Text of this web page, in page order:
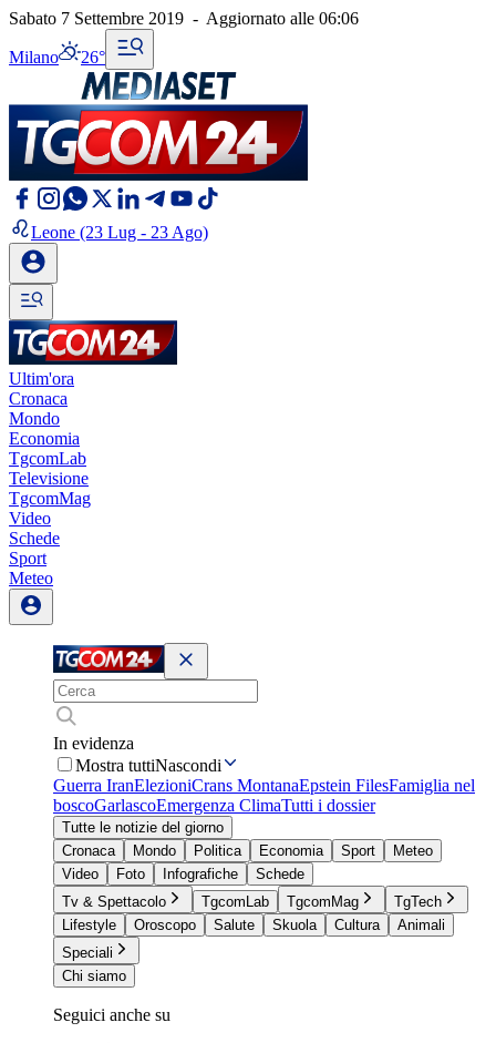
Sabato 7 Settembre 2019 - Aggiornato alle 06:06
Milano 26°
Leone (23 Lug - 23 Ago)
Ultim'ora
Cronaca
Mondo
Economia
TgcomLab
Televisione
TgcomMag
Video
Schede
Sport
Meteo
In evidenza
Mostra tuttiNascondi
Guerra IranElezioniCrans MontanaEpstein FilesFamiglia nel
boscoGarlascoEmergenza ClimaTutti i dossier
Tutte le notizie del giorno
Cronaca
Mondo Politica Economia Sport
Meteo
Video
Foto Infografiche
Schede
Tv & Spettacolo
TgcomLab TgcomMag
TgTech
Lifestyle
Oroscopo Salute Skuola Cultura
Animali
Speciali
Chi siamo
Seguici anche su